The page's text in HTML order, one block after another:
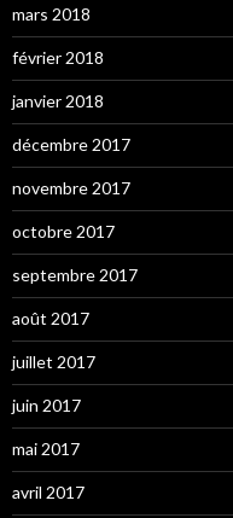
mars 2018
février 2018
janvier 2018
décembre 2017
novembre 2017
octobre 2017
septembre 2017
août 2017
juillet 2017
juin 2017
mai 2017
avril 2017